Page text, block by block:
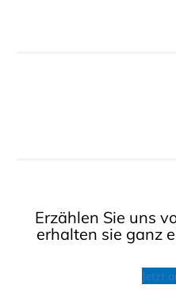
Erzählen Sie uns
erhalten sie ganz
Jetzt